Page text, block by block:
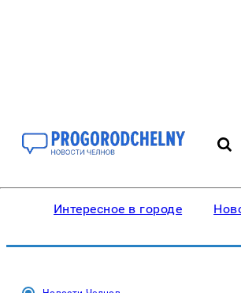
Интересное в городе